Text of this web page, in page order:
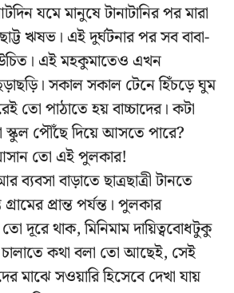
যমে মানুষে টানাটানির পর মারা
ঋষভ। এই দুর্ঘটনার পর সব বাবা-
উচিত। এই মহকুমাতেও এখন
সকাল সকাল টেনে হিঁচড়ে ঘুম
তো পাঠাতে হয় বাচ্চাদের। কটা
স্কুল পৌঁছে দিয়ে আসতে পারে?
তো এই পুলকার!
ব্যবসা বাড়াতে ছাত্রছাত্রী টানতে
প্রান্ত পর্যন্ত। পুলকার
দূরে থাক, মিনিমাম দায়িত্ববোধটুকু
চালাতে কথা বলা তো আছেই, সেই
মাঝে সওয়ারি হিসেবে দেখা যায়